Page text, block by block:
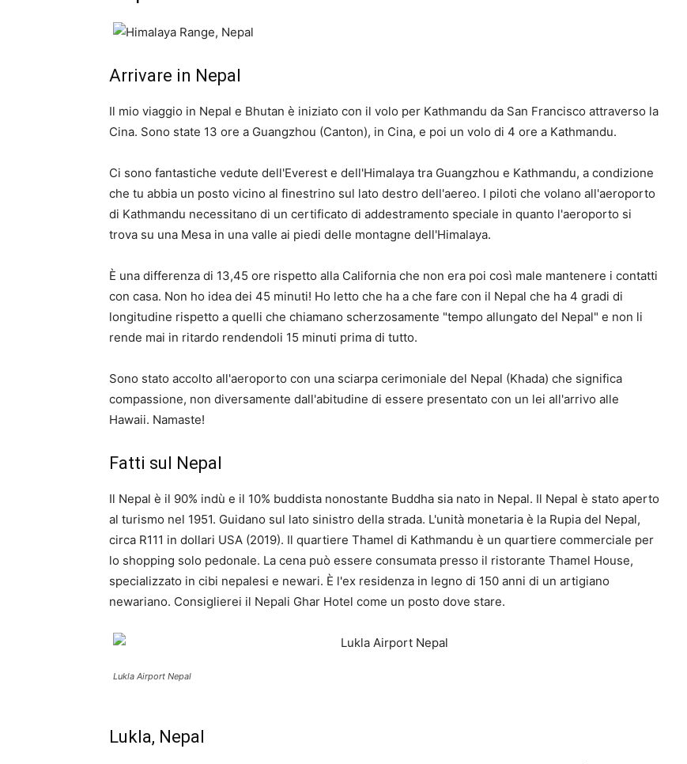
Arrivare in Nepal
Il mio viaggio in Nepal e Bhutan è iniziato con il volo per Kathmandu da San Francisco attraverso la
Cina. Sono state 13 ore a Guangzhou (Canton), in Cina, e poi un volo di 4 ore a Kathmandu.
Ci sono fantastiche vedute dell'Everest e dell'Himalaya tra Guangzhou e Kathmandu, a condizione
che tu abbia un posto vicino al finestrino sul lato destro dell'aereo. I piloti che volano all'aeroporto
di Kathmandu necessitano di un certificato di addestramento speciale in quanto l'aeroporto si
trova su una Mesa in una valle ai piedi delle montagne dell'Himalaya.
È una differenza di 13,45 ore rispetto alla California che non era poi così male mantenere i contatti
con casa. Non ho idea dei 45 minuti! Ho letto che ha a che fare con il Nepal che ha 4 gradi di
longitudine rispetto a quelli che chiamano scherzosamente "tempo allungato del Nepal" e non li
rende mai in ritardo rendendoli 15 minuti prima di tutto.
Sono stato accolto all'aeroporto con una sciarpa cerimoniale del Nepal (Khada) che significa
compassione, non diversamente dall'abitudine di essere presentato con un lei all'arrivo alle
Hawaii. Namaste!
Fatti sul Nepal
Il Nepal è il 90% indù e il 10% buddista nonostante Buddha sia nato in Nepal. Il Nepal è stato aperto
al turismo nel 1951. Guidano sul lato sinistro della strada. L'unità monetaria è la Rupia del Nepal,
circa R111 in dollari USA (2019). Il quartiere Thamel di Kathmandu è un quartiere commerciale per
lo shopping solo pedonale. La cena può essere consumata presso il ristorante Thamel House,
specializzato in cibi nepalesi e newari. È l'ex residenza in legno di 150 anni di un artigiano
newariano. Consiglierei il Nepali Ghar Hotel come un posto dove stare.
Lukla Airport Nepal
Lukla, Nepal